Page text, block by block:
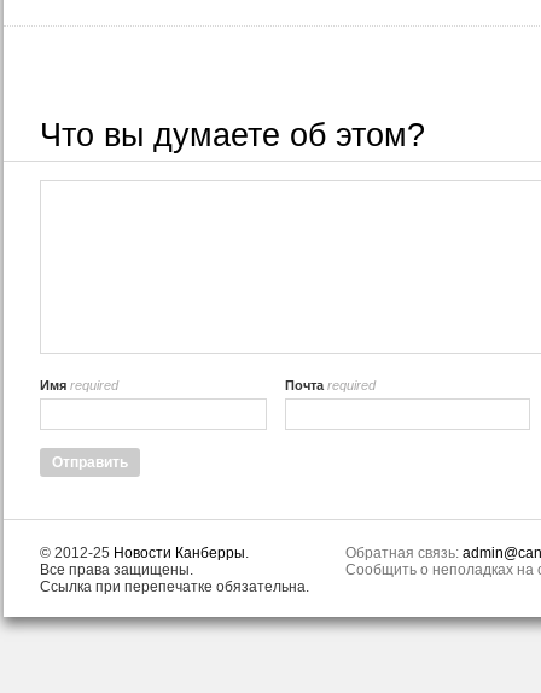
Что вы думаете об этом?
Имя required Почта required
© 2012-25 Новости Канберры
Все права защищены.
Ссылка при перепечатке обязательна.
Обратная связь:
Сообщить о неполадках на